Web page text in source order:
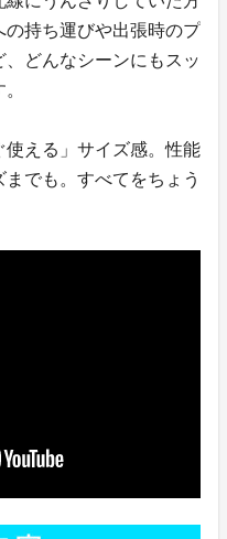
の持ち運びや出張時のプ
どんなシーンにもスッ
使える」サイズ感。性能
でも。すべてをちょう